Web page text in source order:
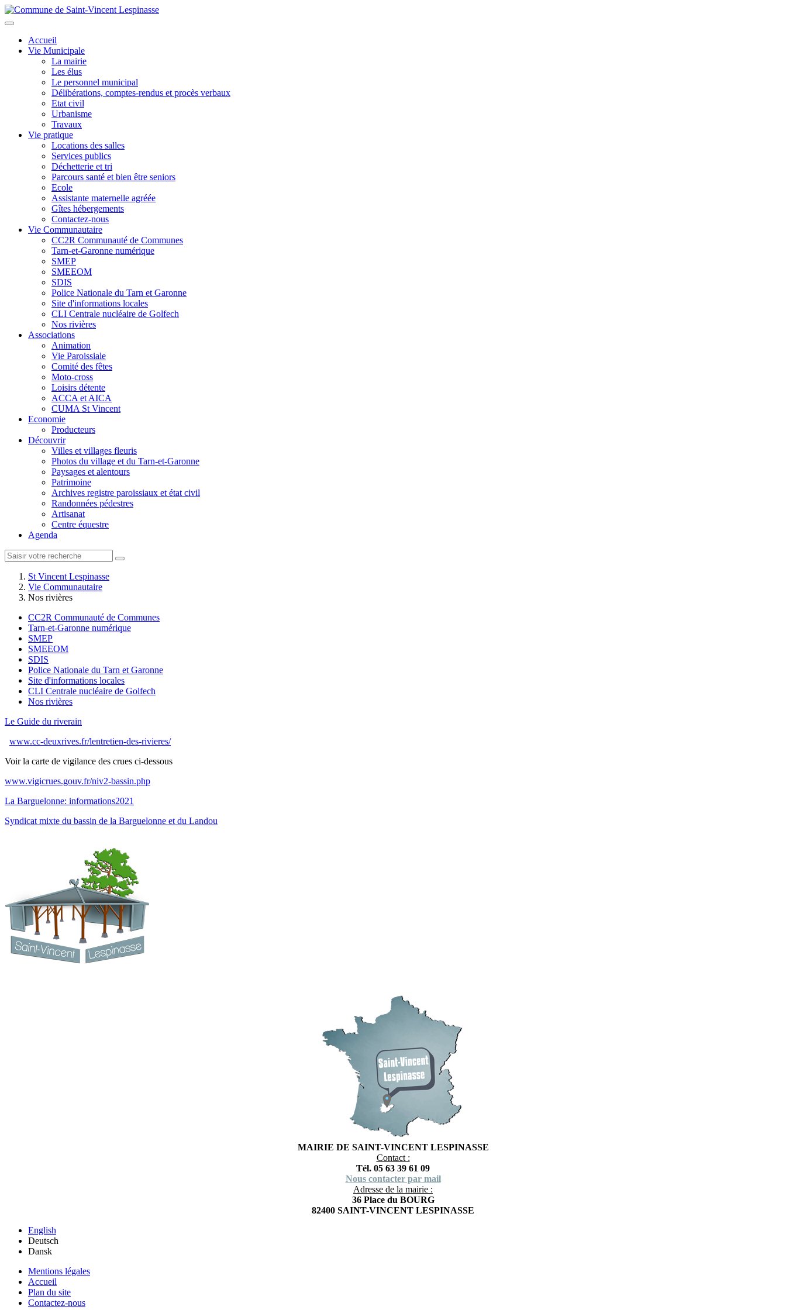
Aller
au
principal
Toggle
navigationAccueil
Vie Municipale
La mairie
Les élus
Le personnel municipal
Délibérations, comptes-rendus et procès verbaux
Etat civil
Urbanisme
Travaux
Vie pratique
Locations des salles
Services publics
Déchetterie et tri
Parcours santé et bien être seniors
Ecole
Assistante maternelle agréée
Gîtes hébergements
Contactez-nous
Vie Communautaire
CC2R Communauté de Communes
Tarn-et-Garonne numérique
SMEP
SMEEOM
SDIS
Police Nationale du Tarn et Garonne
Site d'informations locales
CLI Centrale nucléaire de Golfech
Nos rivières
Associations
Animation
Vie Paroissiale
Comité des fêtes
Moto-cross
Loisirs détente
ACCA et AICA
CUMA St Vincent
Economie
Producteurs
Découvrir
Villes et villages fleuris
Photos du village et du Tarn-et-Garonne
Paysages et alentours
Patrimoine
Archives registre paroissiaux et état civil
Randonnées pédestres
Artisanat
Centre équestre
Agenda
St Vincent Lespinasse
Vie Communautaire
Nos rivières
CC2R Communauté de Communes
Tarn-et-Garonne numérique
SMEP
SMEEOM
SDIS
Police Nationale du Tarn et Garonne
Site d'informations locales
CLI Centrale nucléaire de Golfech
Nos rivières
Le Guide du riverain
www.cc-deuxrives.fr/lentretien-des-rivieres/
Voir la carte de vigilance des crues ci-dessous
www.vigicrues.gouv.fr/niv2-bassin.php
La Barguelonne: informations2021
Syndicat mixte du bassin de la Barguelonne et du Landou
MAIRIE DE SAINT-VINCENT LESPINASSE
Contact :
Tél. 05 63 39 61 09
Nous contacter par mail
Adresse de la mairie :
36 Place du BOURG
82400 SAINT-VINCENT LESPINASSE
English
Deutsch
Dansk
Mentions légales
Accueil
Plan du site
Contactez-nous